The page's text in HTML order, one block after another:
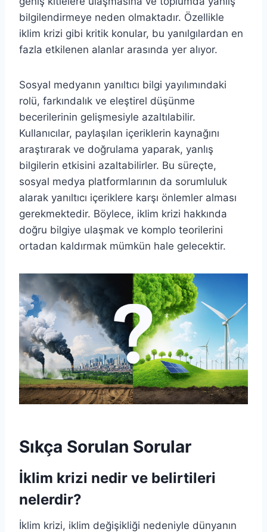
bilgilendirmeye neden olmaktadır. Özellikle
iklim krizi gibi kritik konular, bu yanılgılardan en
fazla etkilenen alanlar arasında yer alıyor.
Sosyal medyanın yanıltıcı bilgi yayılımındaki
rolü, farkındalık ve eleştirel düşünme
becerilerinin gelişmesiyle azaltılabilir.
Kullanıcılar, paylaşılan içeriklerin kaynağını
araştırarak ve doğrulama yaparak, yanlış
bilgilerin etkisini azaltabilirler. Bu süreçte,
sosyal medya platformlarının da sorumluluk
alarak yanıltıcı içeriklere karşı önlemler alması
gerekmektedir. Böylece, iklim krizi hakkında
doğru bilgiye ulaşmak ve komplo teorilerini
ortadan kaldırmak mümkün hale gelecektir.
Sıkça Sorulan Sorular
İklim krizi nedir ve belirtileri
nelerdir?
İklim krizi, iklim değişikliği nedeniyle dünyanın